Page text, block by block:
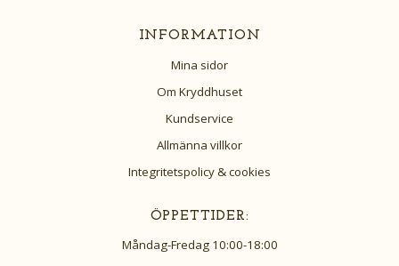
INFORMATION
Mina sidor
Om Kryddhuset
Kundservice
Allmänna villkor
Integritetspolicy & cookies
ÖPPETTIDER:
Måndag-Fredag 10:00-18:00